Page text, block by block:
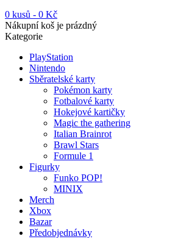
0 kusů - 0 Kč
Nákupní koš je prázdný
Kategorie
PlayStation
Nintendo
Sběratelské karty
Pokémon karty
Fotbalové karty
Hokejové kartičky
Magic the gathering
Italian Brainrot
Brawl Stars
Formule 1
Figurky
Funko POP!
MINIX
Merch
Xbox
Bazar
Předobjednávky